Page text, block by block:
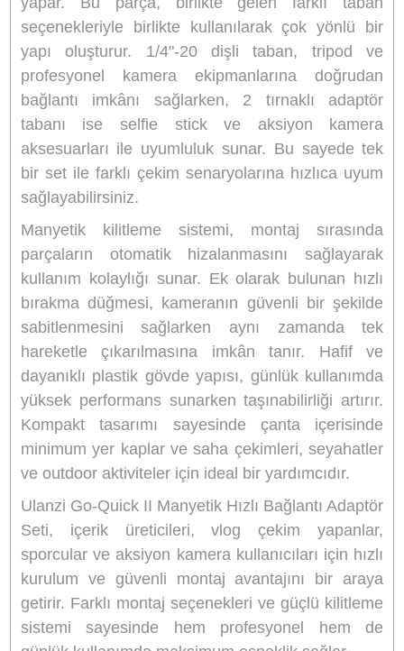
Ürün Bilgisi Yorumlar Taksit Seçenekleri
Ulanzi Go-Quick II Manyetik Hızlı
Bağlantı Adaptör Seti - 3009
Ulanzi Go-Quick II Manyetik Hızlı
Adaptör Seti - 3009, aksiyon kameralarınız
geliştirilmiş hızlı bağlantı sistemi sayesinde
süreçlerini çok daha pratik, güvenli ve
hale getiren yenilikçi bir montaj çözümüdür.
Quick II ekosistemi ile uyumlu olan bu set,
manyetik hizalama yapısı ve entegre hızlı
mekanizması sayesinde kameranızı tripod,
stick, monopod ve diğer montaj
saniyeler içinde takıp çıkarabilmenizi
Özellikle hareketli çekimlerde zaman
ortadan kaldırarak içerik üretim sürecini
ve kullanıcıya maksimum verimlilik sunar.
GoPro, Insta360 ve benzeri aksiyon